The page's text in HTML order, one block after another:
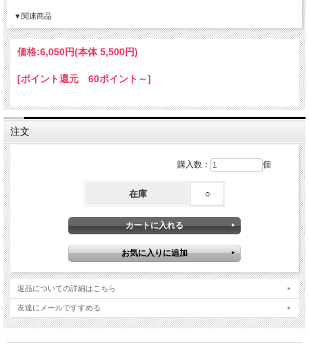
▼関連商品
価格:6,050円(本体 5,500円)
[ポイント還元 60ポイント～]
注文
購入数： 個
在庫 ○
返品についての詳細はこちら
友達にメールですすめる